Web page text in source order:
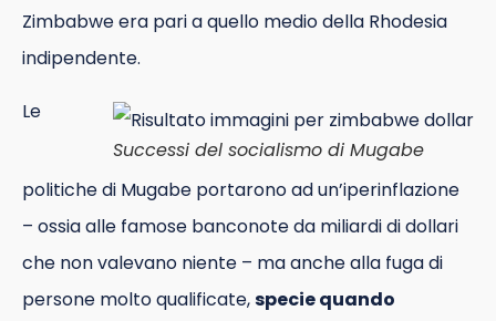
Zimbabwe era pari a quello medio della Rhodesia
indipendente.
Successi del socialismo di Mugabe
Le
politiche di Mugabe portarono ad un’iperinflazione
– ossia alle famose banconote da miliardi di dollari
che non valevano niente – ma anche alla fuga di
persone molto qualificate,specie quando